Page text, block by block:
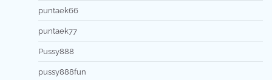
puntaek66
puntaek77
Pussy888
pussy888fun